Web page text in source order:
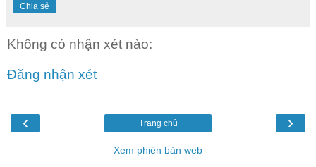
Chia sẻ
Không có nhận xét nào:
Đăng nhận xét
‹ ›
Trang chủ
Xem phiên bản web